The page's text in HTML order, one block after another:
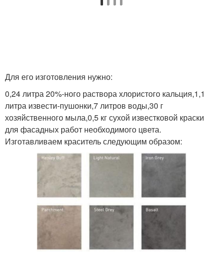
Для его изготовления нужно:
0,24 литра 20%-ного раствора хлористого кальция,1,1
литра извести-пушонки,7 литров воды,30 г
хозяйственного мыла,0,5 кг сухой известковой краски
для фасадных работ необходимого цвета.
Изготавливаем краситель следующим образом: